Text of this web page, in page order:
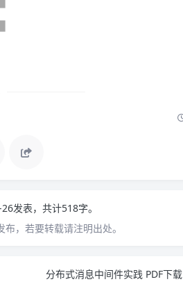
发表，共计518字。
，若要转载请注明出处。
分布式消息中间件实践 PDF下载